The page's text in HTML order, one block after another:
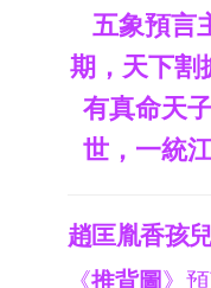
五象預言
期，天下割
有真命天
世，一統
趙匡胤香孩
《推背圖》